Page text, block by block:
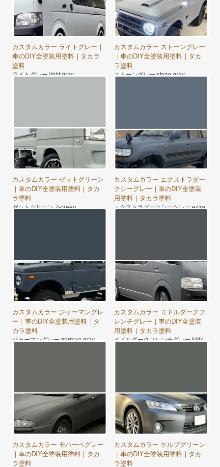
カスタムカラー ライトグレー｜
車のDIY全塗装用塗料｜タカラ
塗料
ライトグレー light gray
カスタムカラー ストーングレー
｜車のDIY全塗装用塗料｜タカ
ラ塗料
ストーングレー stone gray
カスタムカラー ゼットグリーン
｜車のDIY全塗装用塗料｜タカ
ラ塗料
ゼットグリーン Z-green
カスタムカラー エクストラダー
クシーグレー｜車のDIY全塗装
用塗料｜タカラ塗料
エクストラダークシーグレー extra
カスタムカラー ジャーマングレ
ー｜車のDIY全塗装用塗料｜タ
カラ塗料
ジャーマングレー german gray
カスタムカラー ミドルダークフ
レンチグレー｜車のDIY全塗装
用塗料｜タカラ塗料
ミドルダークフレンチグレー Mdk
カスタムカラー モハーベグレー
｜車のDIY全塗装用塗料｜タカ
ラ塗料
カスタムカラー ケルプグリーン
｜車のDIY全塗装用塗料｜タカ
ラ塗料